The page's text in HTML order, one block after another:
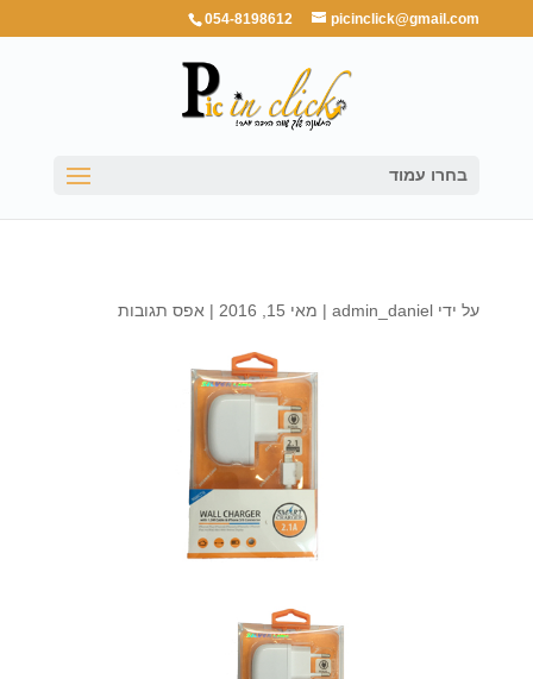
054-8198612 picinclick@gmail.com
בחרו עמוד
על ידי admin_daniel
| מאי 15, 2016 | אפס תגובות